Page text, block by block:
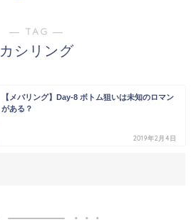
― TAG ―
カシリング
【メバリング】Day-8 ボトム狙いは未知のロマン
がある？
2019年2月4日